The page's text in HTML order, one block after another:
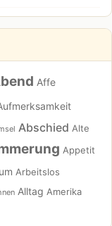
Affe
Abschied Alte
Appetit
Arbeitslos
Alltag Amerika